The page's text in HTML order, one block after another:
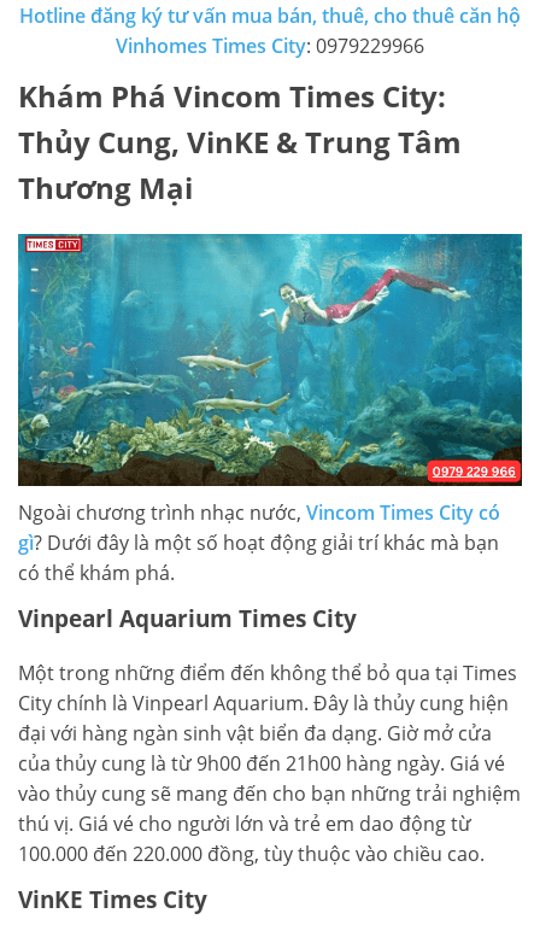
Hotline đăng ký tư vấn mua bán, thuê, cho thuê căn hộ
Vinhomes Times City: 0979229966
Khám Phá Vincom Times City:
Thủy Cung, VinKE & Trung Tâm
Thương Mại
Ngoài chương trình nhạc nước, Vincom Times City có
gì? Dưới đây là một số hoạt động giải trí khác mà bạn
có thể khám phá.
Vinpearl Aquarium Times City
Một trong những điểm đến không thể bỏ qua tại Times
City chính là Vinpearl Aquarium. Đây là thủy cung hiện
đại với hàng ngàn sinh vật biển đa dạng. Giờ mở cửa
của thủy cung là từ 9h00 đến 21h00 hàng ngày. Giá vé
vào thủy cung sẽ mang đến cho bạn những trải nghiệm
thú vị. Giá vé cho người lớn và trẻ em dao động từ
100.000 đến 220.000 đồng, tùy thuộc vào chiều cao.
VinKE Times City